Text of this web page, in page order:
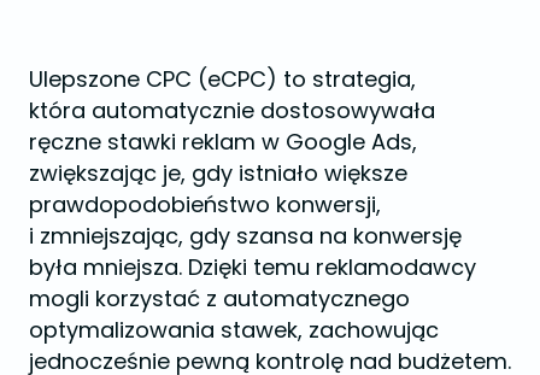
Ulepszone CPC (eCPC) to strategia,
która automatycznie dostosowywała
ręczne stawki reklam w Google Ads,
zwiększając je, gdy istniało większe
prawdopodobieństwo konwersji,
i zmniejszając, gdy szansa na konwersję
była mniejsza. Dzięki temu reklamodawcy
mogli korzystać z automatycznego
optymalizowania stawek, zachowując
jednocześnie pewną kontrolę nad budżetem.